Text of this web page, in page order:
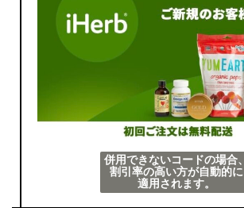
併用できないコードの場合、
割引率の高い方が自動的に
適用されます。